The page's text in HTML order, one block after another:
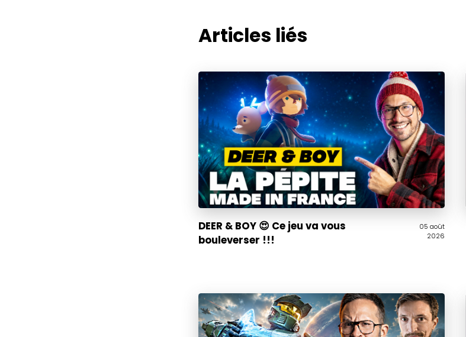
Articles liés
05 août
2026
DEER & BOY 😍 Ce jeu va vous
bouleverser !!!